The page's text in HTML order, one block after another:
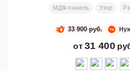
МДФ-панель Узор
33 900 руб.
от 31 400